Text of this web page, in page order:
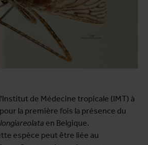
de Médecine tropicale (IMT) à
la première fois la présence du
en Belgique.
espèce peut être liée au